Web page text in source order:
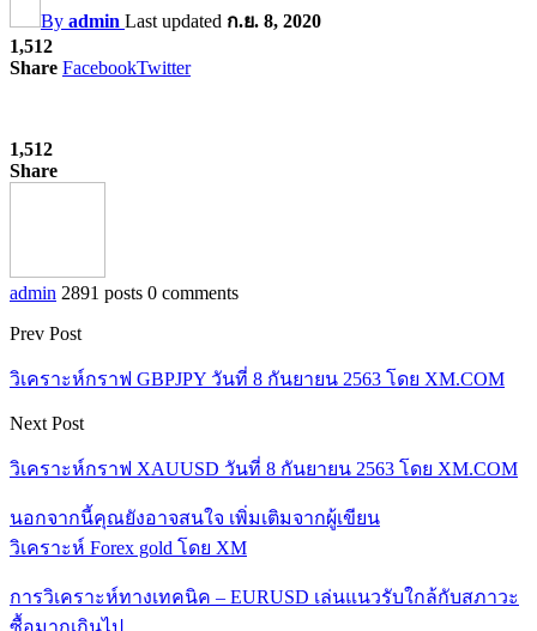
By admin Last updated ก.ย. 8, 2020
1,512
Share FacebookTwitter
1,512
Share
admin 2891 posts 0 comments
Prev Post
วิเคราะห์กราฟ GBPJPY วันที่ 8 กันยายน 2563 โดย XM.COM
Next Post
วิเคราะห์กราฟ XAUUSD วันที่ 8 กันยายน 2563 โดย XM.COM
นอกจากนี้คุณยังอาจสนใจ เพิ่มเติมจากผู้เขียน
วิเคราะห์ Forex gold โดย XM
การวิเคราะห์ทางเทคนิค – EURUSD เล่นแนวรับใกล้กับสภาวะ
ซื้อมากเกินไป